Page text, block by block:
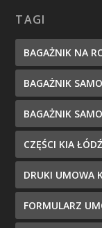
TAGI
BAGAŻNIK NA
BAGAŻNIK
BAGAŻNIK
CZĘŚCI KIA ŁÓDŹ
DRUKI UMOWA
FORMULARZ